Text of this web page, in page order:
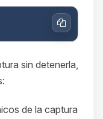
Copiar
sin detenerla,
de la captura